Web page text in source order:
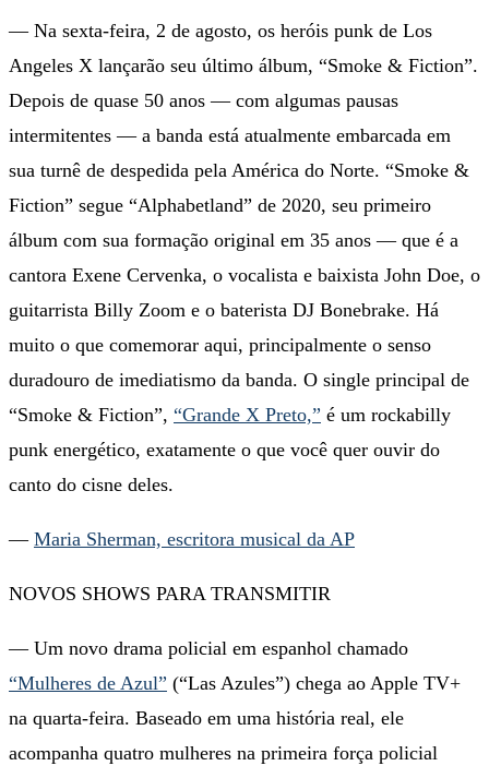
— Na sexta-feira, 2 de agosto, os heróis punk de Los
Angeles X lançarão seu último álbum, “Smoke & Fiction”.
Depois de quase 50 anos — com algumas pausas
intermitentes — a banda está atualmente embarcada em
sua turnê de despedida pela América do Norte. “Smoke &
Fiction” segue “Alphabetland” de 2020, seu primeiro
álbum com sua formação original em 35 anos — que é a
cantora Exene Cervenka, o vocalista e baixista John Doe, o
guitarrista Billy Zoom e o baterista DJ Bonebrake. Há
muito o que comemorar aqui, principalmente o senso
duradouro de imediatismo da banda. O single principal de
“Smoke & Fiction”, “Grande X Preto,” é um rockabilly
punk energético, exatamente o que você quer ouvir do
canto do cisne deles.
— Maria Sherman, escritora musical da AP
NOVOS SHOWS PARA TRANSMITIR
— Um novo drama policial em espanhol chamado
“Mulheres de Azul” (“Las Azules”) chega ao Apple TV+
na quarta-feira. Baseado em uma história real, ele
acompanha quatro mulheres na primeira força policial